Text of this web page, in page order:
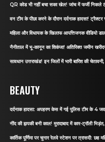
QR कोड भी नहीं बचा सका खेल! जांच में फर्जी निकले
वन टीम के पीछा करने के दौरान दर्दनाक हादसा!
महिला और विधायक के खिलाफ आपत्तिजनक वीडियो
नैनीताल में भू-कानून का शिकंजा! अतिरिक्त जमीन
सावधान उत्तराखंड! इन जिलों में भारी बारिश की
BEAUTY
दर्दनाक हादसा: अपहरण केस में गई पुलिस टीम के 4
नींद की झपकी बनी काल! मुरादाबाद में कार-ट्रॉली
कार्तिक पूर्णिमा पर चुनार रेलवे स्टेशन पर त्रासदी: छह